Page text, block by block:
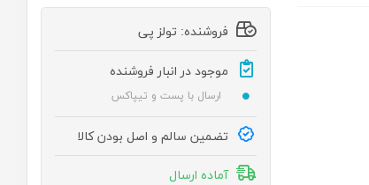
فروشنده: تولز پی
موجود در انبار فروشنده
ارسال با پست و تیپاکس
تضمین سالم و اصل بودن کالا
آماده ارسال